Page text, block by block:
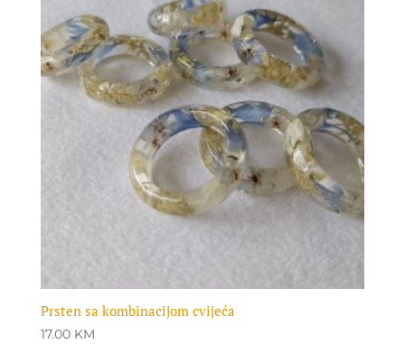
Prsten sa kombinacijom cvijeća
17.00 KM